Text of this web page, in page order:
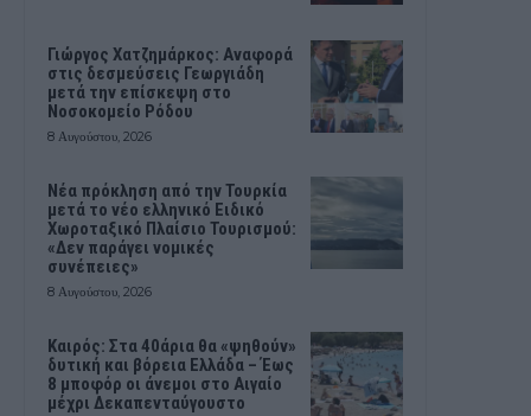
Γιώργος Χατζημάρκος: Αναφορά
στις δεσμεύσεις Γεωργιάδη
μετά την επίσκεψη στο
Νοσοκομείο Ρόδου
8 Αυγούστου, 2026
Νέα πρόκληση από την Τουρκία
μετά το νέο ελληνικό Ειδικό
Χωροταξικό Πλαίσιο Τουρισμού:
«Δεν παράγει νομικές
συνέπειες»
8 Αυγούστου, 2026
Καιρός: Στα 40άρια θα «ψηθούν»
δυτική και βόρεια Ελλάδα – Έως
8 μποφόρ οι άνεμοι στο Αιγαίο
μέχρι Δεκαπενταύγουστο